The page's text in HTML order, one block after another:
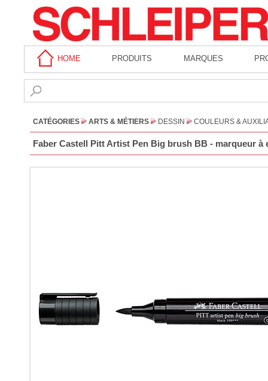
HOME PRODUITS MARQUES
CATÉGORIES ARTS & MÉTIERS DESSIN COULEURS &
Faber Castell Pitt Artist Pen Big brush BB - marqueur